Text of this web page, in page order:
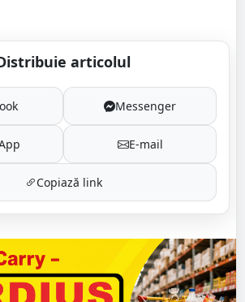
articolul
Messenger
E-mail
Copiază link